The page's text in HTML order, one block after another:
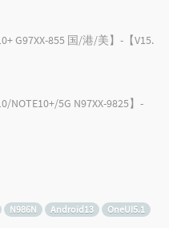
G97XX-855 国/港/美】-【V15.
NOTE10+/5G N97XX-9825】-
N986N Android13 OneUI5.1